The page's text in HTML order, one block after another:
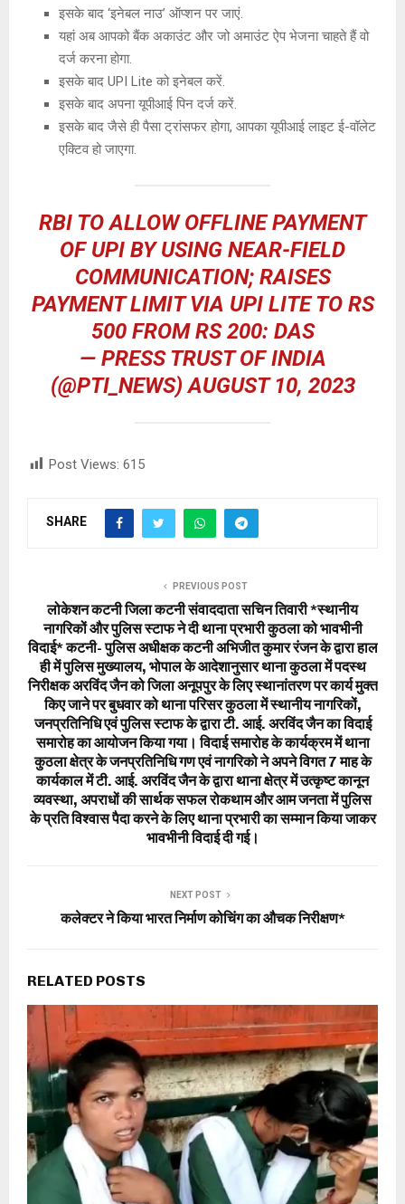
इसके बाद ‘इनेबल नाउ’ ऑप्शन पर जाएं.
यहां अब आपको बैंक अकाउंट और जो अमाउंट ऐप भेजना चाहते हैं वो
दर्ज करना होगा.
इसके बाद UPI Lite को इनेबल करें.
इसके बाद अपना यूपीआई पिन दर्ज करें.
इसके बाद जैसे ही पैसा ट्रांसफर होगा, आपका यूपीआई लाइट ई-वॉलेट
एक्टिव हो जाएगा.
RBI TO ALLOW OFFLINE PAYMENT
OF UPI BY USING NEAR-FIELD
COMMUNICATION; RAISES
PAYMENT LIMIT VIA UPI LITE TO RS
500 FROM RS 200: DAS
— PRESS TRUST OF INDIA
(@PTI_NEWS)AUGUST 10, 2023
Post Views: 615
SHARE
PREVIOUS POST
लोकेशन कटनी जिला कटनी संवाददाता सचिन तिवारी *स्थानीय
नागरिकों और पुलिस स्टाफ ने दी थाना प्रभारी कुठला को भावभीनी
विदाई* कटनी- पुलिस अधीक्षक कटनी अभिजीत कुमार रंजन के द्वारा हाल
ही में पुलिस मुख्यालय, भोपाल के आदेशानुसार थाना कुठला में पदस्थ
निरीक्षक अरविंद जैन को जिला अनूपपुर के लिए स्थानांतरण पर कार्य मुक्त
किए जाने पर बुधवार को थाना परिसर कुठला में स्थानीय नागरिकों,
जनप्रतिनिधि एवं पुलिस स्टाफ के द्वारा टी. आई. अरविंद जैन का विदाई
समारोह का आयोजन किया गया। विदाई समारोह के कार्यक्रम में थाना
कुठला क्षेत्र के जनप्रतिनिधि गण एवं नागरिको ने अपने विगत 7 माह के
कार्यकाल में टी. आई. अरविंद जैन के द्वारा थाना क्षेत्र में उत्कृष्ट कानून
व्यवस्था, अपराधों की सार्थक सफल रोकथाम और आम जनता में पुलिस
के प्रति विश्वास पैदा करने के लिए थाना प्रभारी का सम्मान किया जाकर
भावभीनी विदाई दी गई।
NEXT POST
कलेक्टर ने किया भारत निर्माण कोचिंग का औचक निरीक्षण*
RELATED POSTS